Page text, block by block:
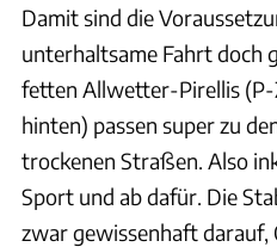
Damit sind die
unterhaltsame Fahrt doch
fetten Allwetter-Pirellis (P-
hinten) passen super zu
trockenen Straßen. Also
Sport und ab dafür. Die
zwar gewissenhaft darauf,